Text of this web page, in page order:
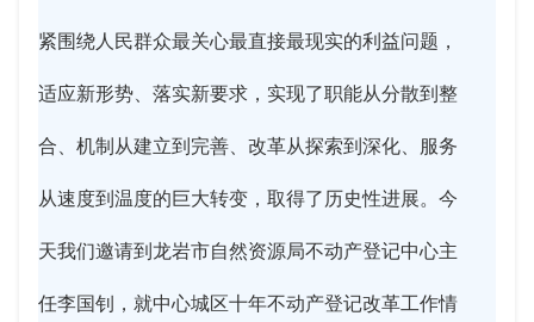
紧围绕人民群众最关心最直接最现实的利益问题，
适应新形势、落实新要求，实现了职能从分散到整
合、机制从建立到完善、改革从探索到深化、服务
从速度到温度的巨大转变，取得了历史性进展。今
天我们邀请到龙岩市自然资源局不动产登记中心主
任李国钊，就中心城区十年不动产登记改革工作情